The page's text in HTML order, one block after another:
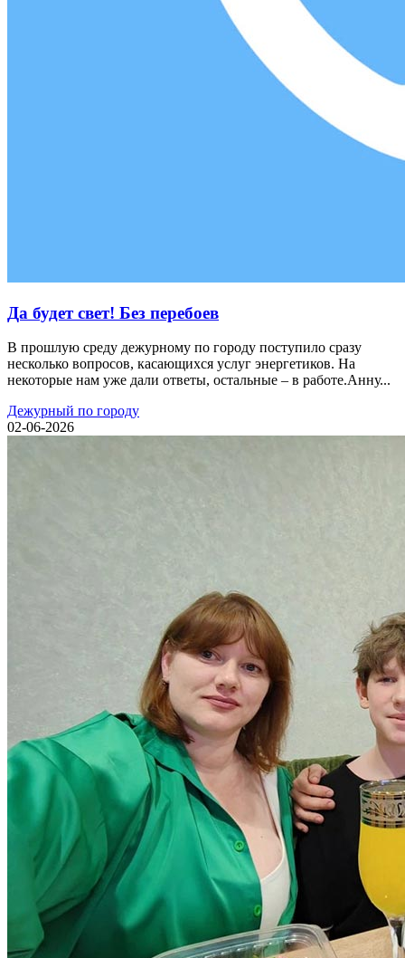
Да будет свет! Без перебоев
В прошлую среду дежурному по городу поступило сразу
несколько вопросов, касающихся услуг энергетиков. На
некоторые нам уже дали ответы, остальные – в работе.Анну...
Дежурный по городу
02-06-2026